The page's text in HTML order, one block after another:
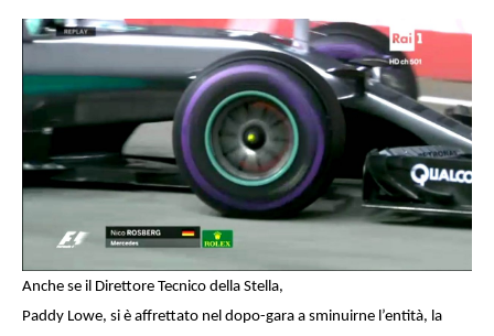
Anche se il Direttore Tecnico della Stella,
Paddy Lowe, si è affrettato nel dopo-gara a sminuirne l’entità, la